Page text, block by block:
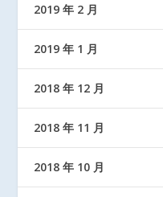
2019 年 2 月
2019 年 1 月
2018 年 12 月
2018 年 11 月
2018 年 10 月